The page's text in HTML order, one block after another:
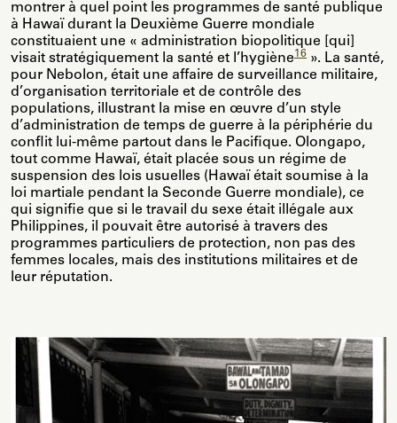
montrer à quel point les programmes de santé publique
à Hawaï durant la Deuxième Guerre mondiale
constituaient une « administration biopolitique [qui]
visait stratégiquement la santé et l’hygiène16 ». La santé,
pour Nebolon, était une affaire de surveillance militaire,
d’organisation territoriale et de contrôle des
populations, illustrant la mise en œuvre d’un style
d’administration de temps de guerre à la périphérie du
conflit lui-même partout dans le Pacifique. Olongapo,
tout comme Hawaï, était placée sous un régime de
suspension des lois usuelles (Hawaï était soumise à la
loi martiale pendant la Seconde Guerre mondiale), ce
qui signifie que si le travail du sexe était illégale aux
Philippines, il pouvait être autorisé à travers des
programmes particuliers de protection, non pas des
femmes locales, mais des institutions militaires et de
leur réputation.